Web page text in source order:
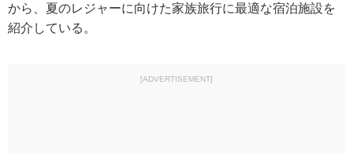
から、夏のレジャーに向けた家族旅行に最適な宿泊施設を
紹介している。
[ADVERTISEMENT]